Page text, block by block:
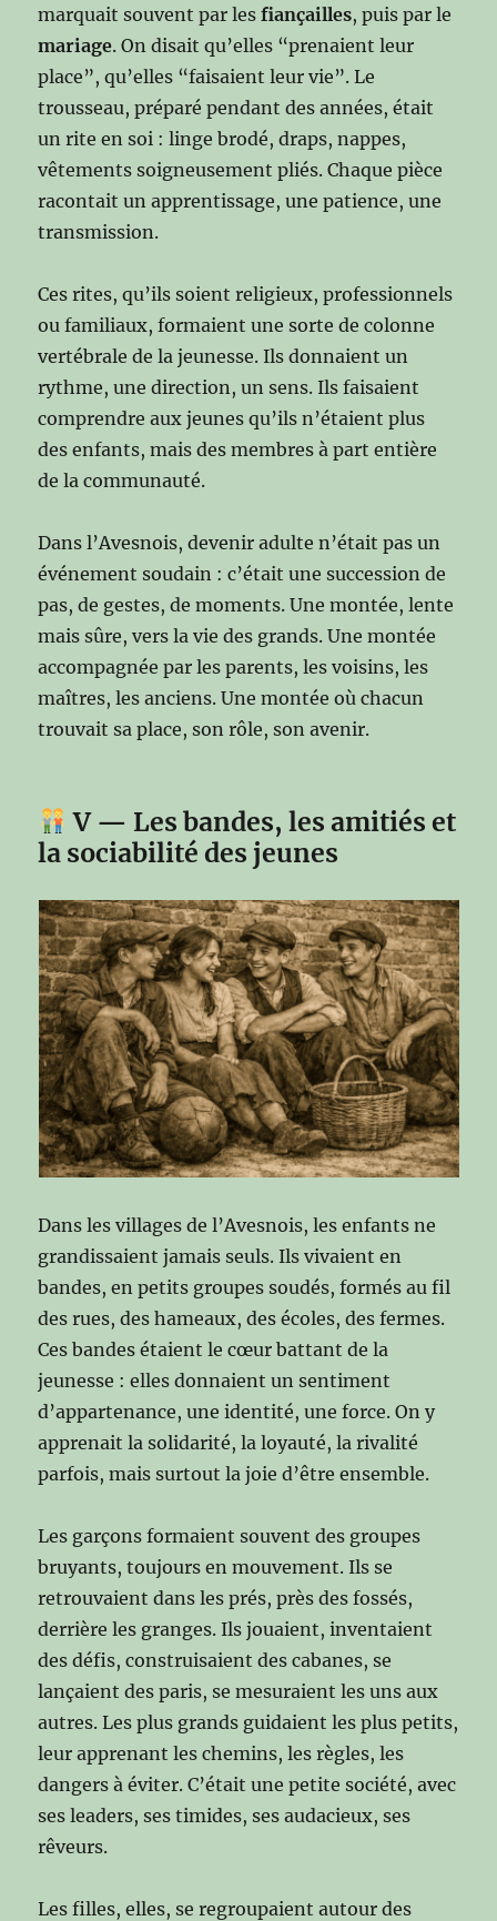
marquait souvent par lesfiançailles, puis par le
mariage. On disait qu’elles “prenaient leur
place”, qu’elles “faisaient leur vie”. Le
trousseau, préparé pendant des années, était
un rite en soi : linge brodé, draps, nappes,
vêtements soigneusement pliés. Chaque pièce
racontait un apprentissage, une patience, une
transmission.
Ces rites, qu’ils soient religieux, professionnels
ou familiaux, formaient une sorte de colonne
vertébrale de la jeunesse. Ils donnaient un
rythme, une direction, un sens. Ils faisaient
comprendre aux jeunes qu’ils n’étaient plus
des enfants, mais des membres à part entière
de la communauté.
Dans l’Avesnois, devenir adulte n’était pas un
événement soudain : c’était une succession de
pas, de gestes, de moments. Une montée, lente
mais sûre, vers la vie des grands. Une montée
accompagnée par les parents, les voisins, les
maîtres, les anciens. Une montée où chacun
trouvait sa place, son rôle, son avenir.
V — Les bandes, les amitiés et
la sociabilité des jeunes
Dans les villages de l’Avesnois, les enfants ne
grandissaient jamais seuls. Ils vivaient en
bandes, en petits groupes soudés, formés au fil
des rues, des hameaux, des écoles, des fermes.
Ces bandes étaient le cœur battant de la
jeunesse : elles donnaient un sentiment
d’appartenance, une identité, une force. On y
apprenait la solidarité, la loyauté, la rivalité
parfois, mais surtout la joie d’être ensemble.
Les garçons formaient souvent des groupes
bruyants, toujours en mouvement. Ils se
retrouvaient dans les prés, près des fossés,
derrière les granges. Ils jouaient, inventaient
des défis, construisaient des cabanes, se
lançaient des paris, se mesuraient les uns aux
autres. Les plus grands guidaient les plus petits,
leur apprenant les chemins, les règles, les
dangers à éviter. C’était une petite société, avec
ses leaders, ses timides, ses audacieux, ses
rêveurs.
Les filles, elles, se regroupaient autour des